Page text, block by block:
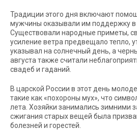
Традиции этого дня включают
мужчины оказывали им поддержку
Существовали народные приметы,
усиление ветра предвещало тепло,
указывал на солнечный день, а
августа также считали
свадеб и гаданий.
В царской России в этот день
такие как «похороны мух», что
лета. Хозяйки занимались зимними
сжигания старых вещей была
болезней и горестей.